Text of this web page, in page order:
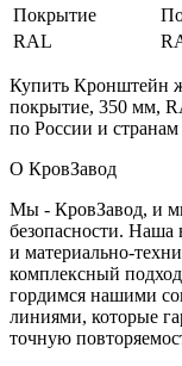
Покрытие
RAL
Купить Кронштейн
покрытие, 350 мм,
по России и
О КровЗавод
Мы - КровЗавод, и
безопасности. Наша
и материально-
комплексный
гордимся нашими
линиями, которые
точную